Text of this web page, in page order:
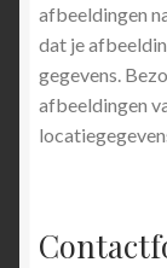
afbeeldingen
dat je
gegevens.
afbeeldingen